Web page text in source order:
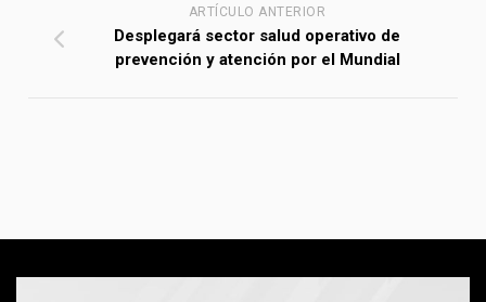
ARTÍCULO ANTERIOR
Desplegará sector salud operativo de
prevención y atención por el Mundial